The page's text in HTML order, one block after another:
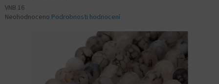
VNB 16
Průměrné
Neohodnoceno Podrobnosti hodnocení